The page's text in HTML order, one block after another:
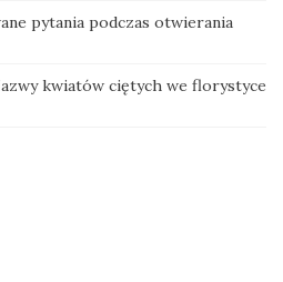
pytania podczas otwierania
kwiatów ciętych we florystyce